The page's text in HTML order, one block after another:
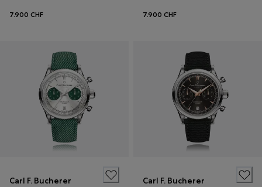
7.900 CHF 7.900 CHF
Carl F. Bucherer
Carl F. Bucherer